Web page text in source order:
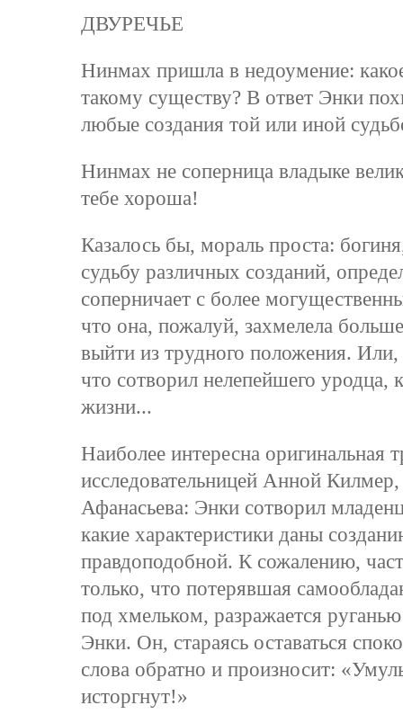
ДВУРЕЧЬЕ
Нинмах пришла в недоумение:
такому существу? В ответ Энки
любые создания той или иной
Нинмах не соперница владыке
тебе хороша!
Казалось бы, мораль проста:
судьбу различных созданий,
соперничает с более
что она, пожалуй, захмелела
выйти из трудного положения.
что сотворил нелепейшего уродца,
жизни...
Наиболее интересна оригинальная
исследовательницей Анной
Афанасьева: Энки сотворил
какие характеристики даны
правдоподобной. К сожалению,
только, что потерявшая
под хмельком, разражается
Энки. Он, стараясь оставаться
слова обратно и произносит:
исторгнут!»